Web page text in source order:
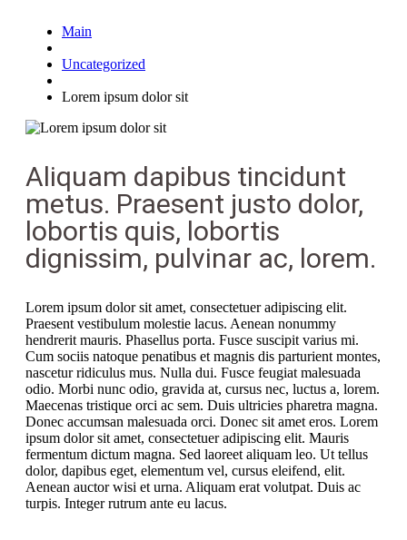
Main
Uncategorized
Lorem ipsum dolor sit
Aliquam dapibus tincidunt
metus. Praesent justo dolor,
lobortis quis, lobortis
dignissim, pulvinar ac, lorem.
Lorem ipsum dolor sit amet, consectetuer adipiscing elit.
Praesent vestibulum molestie lacus. Aenean nonummy
hendrerit mauris. Phasellus porta. Fusce suscipit varius mi.
Cum sociis natoque penatibus et magnis dis parturient montes,
nascetur ridiculus mus. Nulla dui. Fusce feugiat malesuada
odio. Morbi nunc odio, gravida at, cursus nec, luctus a, lorem.
Maecenas tristique orci ac sem. Duis ultricies pharetra magna.
Donec accumsan malesuada orci. Donec sit amet eros. Lorem
ipsum dolor sit amet, consectetuer adipiscing elit. Mauris
fermentum dictum magna. Sed laoreet aliquam leo. Ut tellus
dolor, dapibus eget, elementum vel, cursus eleifend, elit.
Aenean auctor wisi et urna. Aliquam erat volutpat. Duis ac
turpis. Integer rutrum ante eu lacus.